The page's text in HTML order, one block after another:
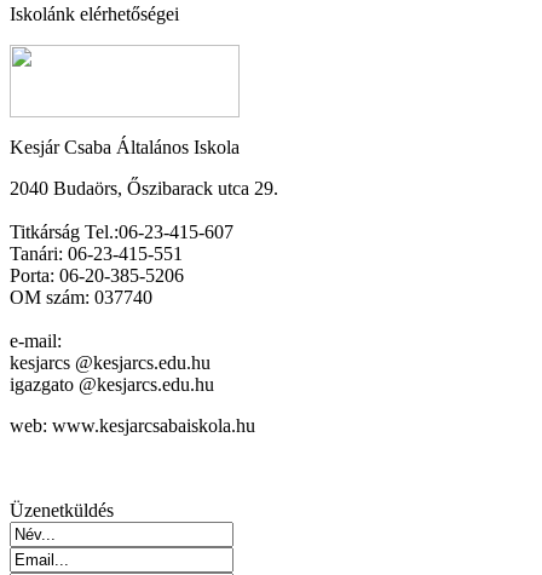
Iskolánk elérhetőségei
Kesjár Csaba Általános Iskola
2040 Budaörs, Őszibarack utca 29.
Titkárság Tel.:06-23-415-607
Tanári: 06-23-415-551
Porta: 06-20-385-5206
OM szám: 037740
e-mail:
kesjarcs @kesjarcs.edu.hu
igazgato @kesjarcs.edu.hu
web: www.kesjarcsabaiskola.hu
Üzenetküldés